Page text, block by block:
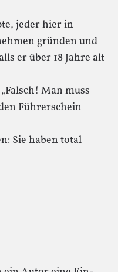
jeder hier in
gründen und
er über 18 Jahre alt
Man muss
Führerschein
Sie haben total